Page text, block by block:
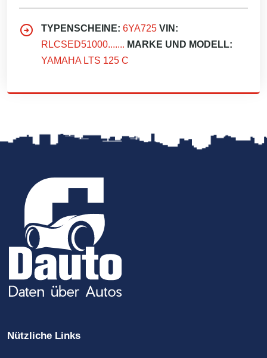
TYPENSCHEINE: 6YA725 VIN:
RLCSED51000....... MARKE UND MODELL:
YAMAHA LTS 125 C
Nützliche Links